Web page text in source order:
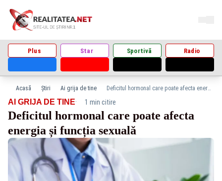
Plus Star Sportivă Radio
Acasă Știri Ai grija de tine Deficitul hormonal care poate afecta energia și funcția sexuală
AI GRIJA DE TINE· 1 min citire
Deficitul hormonal care poate afecta
energia și funcția sexuală